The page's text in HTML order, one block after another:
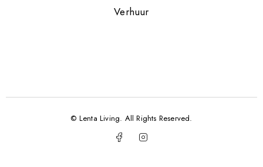
Verhuur
© Lenta Living. All Rights Reserved.